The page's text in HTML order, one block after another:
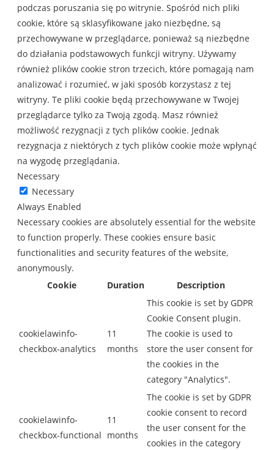
podczas poruszania się po witrynie. Spośród nich pliki
cookie, które są sklasyfikowane jako niezbędne, są
przechowywane w przeglądarce, ponieważ są niezbędne
do działania podstawowych funkcji witryny. Używamy
również plików cookie stron trzecich, które pomagają nam
analizować i rozumieć, w jaki sposób korzystasz z tej
witryny. Te pliki cookie będą przechowywane w Twojej
przeglądarce tylko za Twoją zgodą. Masz również
możliwość rezygnacji z tych plików cookie. Jednak
rezygnacja z niektórych z tych plików cookie może wpłynąć
na wygodę przeglądania.
Necessary
Necessary
Always Enabled
Necessary cookies are absolutely essential for the website
to function properly. These cookies ensure basic
functionalities and security features of the website,
anonymously.
Cookie
Duration Description
cookielawinfo-
checkbox-analytics
11
months
This cookie is set by GDPR
Cookie Consent plugin.
The cookie is used to
store the user consent for
the cookies in the
category "Analytics".
cookielawinfo-
checkbox-functional
11
months
The cookie is set by GDPR
cookie consent to record
the user consent for the
cookies in the category